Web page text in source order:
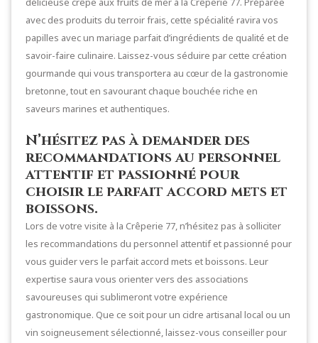
avec des produits du terroir frais, cette spécialité ravira vos
papilles avec un mariage parfait d’ingrédients de qualité et de
savoir-faire culinaire. Laissez-vous séduire par cette création
gourmande qui vous transportera au cœur de la gastronomie
bretonne, tout en savourant chaque bouchée riche en
saveurs marines et authentiques.
N’hésitez pas à demander des
recommandations au personnel
attentif et passionné pour
choisir le parfait accord mets et
boissons.
Lors de votre visite à la Crêperie 77, n’hésitez pas à solliciter
les recommandations du personnel attentif et passionné pour
vous guider vers le parfait accord mets et boissons. Leur
expertise saura vous orienter vers des associations
savoureuses qui sublimeront votre expérience
gastronomique. Que ce soit pour un cidre artisanal local ou un
vin soigneusement sélectionné, laissez-vous conseiller pour